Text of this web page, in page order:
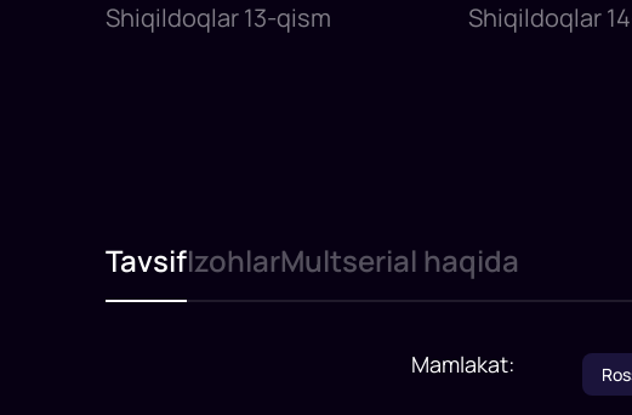
Shiqildoqlar 13-qism Shiqildoqlar
TavsifIzohlarMultserial haqida
Mamlakat: